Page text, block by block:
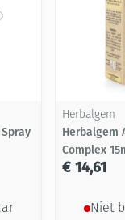
Herbalgem
Herbalgem
Complex
€ 14,61
Niet